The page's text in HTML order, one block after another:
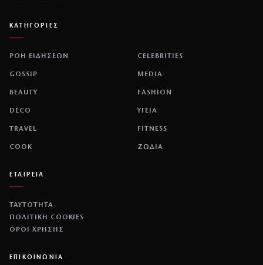
ΚΑΤΗΓΟΡΙΕΣ
ΡΟΗ ΕΙΔΗΣΕΩΝ CELEBRITIES
GOSSIP MEDIA
BEAUTY FASHION
DECO ΥΓΕΙΑ
TRAVEL FITNESS
COOK ΖΩΔΙΑ
ΕΤΑΙΡΕΙΑ
ΤΑΥΤΟΤΗΤΑ
ΠΟΛΙΤΙΚΉ COOKIES
ΌΡΟΙ ΧΡΉΣΗΣ
ΕΠΙΚΟΙΝΩΝΙΑ